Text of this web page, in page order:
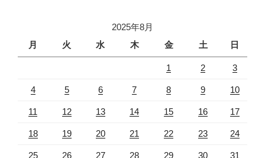
2025年8月
月
火 水 木 金 土 日
1 2 3
4 5 6 7 8 9 10
11 12 13 14 15 16 17
18 19 20 21 22 23 24
25 26 27 28 29 30 31